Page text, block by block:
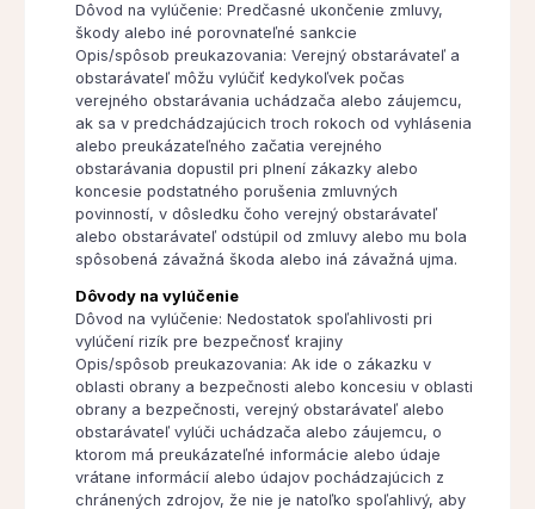
Dôvod na vylúčenie: Predčasné ukončenie zmluvy,
škody alebo iné porovnateľné sankcie
Opis/spôsob preukazovania: Verejný obstarávateľ a
obstarávateľ môžu vylúčiť kedykoľvek počas
verejného obstarávania uchádzača alebo záujemcu,
ak sa v predchádzajúcich troch rokoch od vyhlásenia
alebo preukázateľného začatia verejného
obstarávania dopustil pri plnení zákazky alebo
koncesie podstatného porušenia zmluvných
povinností, v dôsledku čoho verejný obstarávateľ
alebo obstarávateľ odstúpil od zmluvy alebo mu bola
spôsobená závažná škoda alebo iná závažná ujma.
Dôvody na vylúčenie
Dôvod na vylúčenie: Nedostatok spoľahlivosti pri
vylúčení rizík pre bezpečnosť krajiny
Opis/spôsob preukazovania: Ak ide o zákazku v
oblasti obrany a bezpečnosti alebo koncesiu v oblasti
obrany a bezpečnosti, verejný obstarávateľ alebo
obstarávateľ vylúči uchádzača alebo záujemcu, o
ktorom má preukázateľné informácie alebo údaje
vrátane informácií alebo údajov pochádzajúcich z
chránených zdrojov, že nie je natoľko spoľahlivý, aby